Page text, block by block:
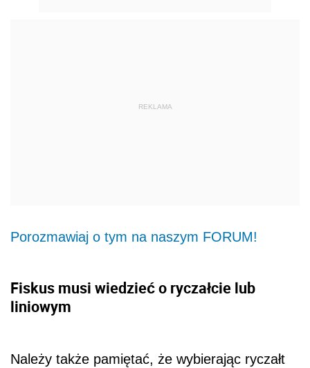
REKLAMA
Porozmawiaj o tym na naszym FORUM!
Fiskus musi wiedzieć o ryczałcie lub
liniowym
Należy także pamiętać, że wybierając ryczałt